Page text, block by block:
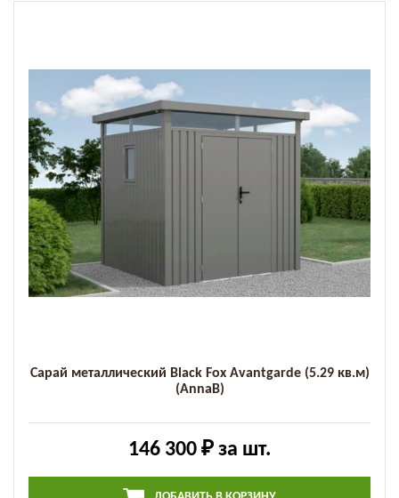
Сарай металлический Black Fox Avantgarde (5.29 кв.м)
(AnnaB)
146 300 ₽ за шт.